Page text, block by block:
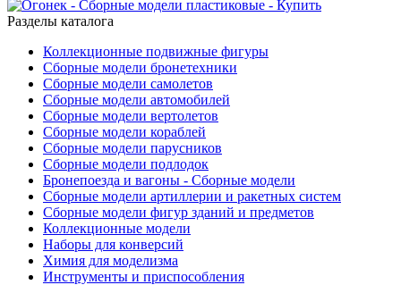
Разделы каталога
Коллекционные подвижные фигуры
Сборные модели бронетехники
Сборные модели самолетов
Сборные модели автомобилей
Сборные модели вертолетов
Сборные модели кораблей
Сборные модели парусников
Сборные модели подлодок
Бронепоезда и вагоны - Сборные модели
Сборные модели артиллерии и ракетных систем
Сборные модели фигур зданий и предметов
Коллекционные модели
Наборы для конверсий
Химия для моделизма
Инструменты и приспособления